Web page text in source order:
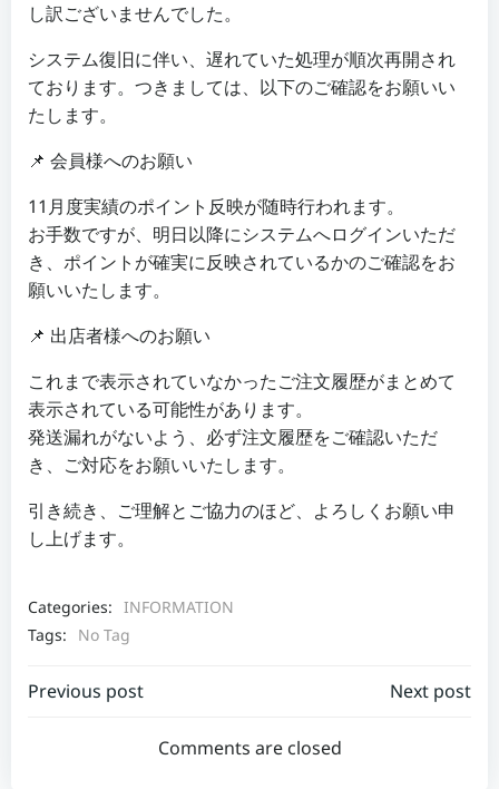
し訳ございませんでした。
システム復旧に伴い、遅れていた処理が順次再開され
ております。つきましては、以下のご確認をお願いい
たします。
📌 会員様へのお願い
11月度実績のポイント反映が随時行われます。
お手数ですが、明日以降にシステムへログインいただ
き、ポイントが確実に反映されているかのご確認をお
願いいたします。
📌 出店者様へのお願い
これまで表示されていなかったご注文履歴がまとめて
表示されている可能性があります。
発送漏れがないよう、必ず注文履歴をご確認いただ
き、ご対応をお願いいたします。
引き続き、ご理解とご協力のほど、よろしくお願い申
し上げます。
Categories: INFORMATION
Tags:
No Tag
Post
navigation
Previous post
navigation
Next post
Comments are closed